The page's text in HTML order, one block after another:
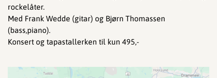
rockelåter.
Med Frank Wedde (gitar) og Bjørn Thomassen
(bass,piano).
Konsert og tapastallerken til kun 495,-